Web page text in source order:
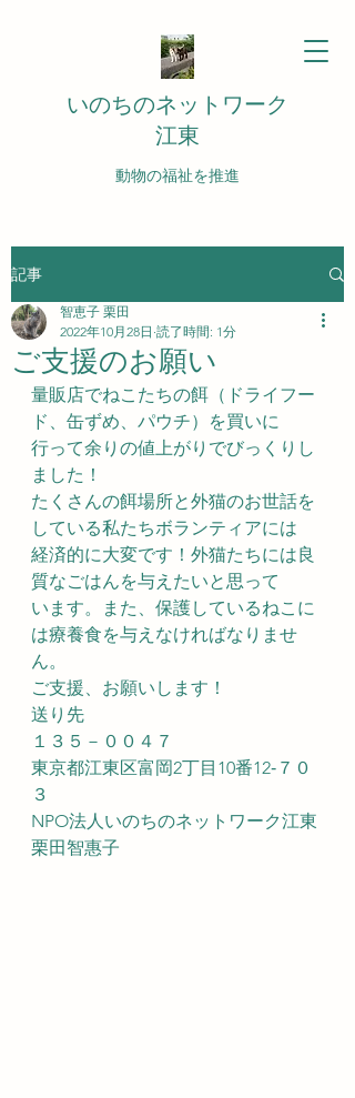
いのちのネットワーク
江東
動物の福祉を推進
記事
ご支援のお願い
智恵子 栗田
2022年10月28日 読了時間: 1分
量販店でねこたちの餌（ドライフー
ド、缶ずめ、パウチ）を買いに
行って余りの値上がりでびっくりし
ました！
たくさんの餌場所と外猫のお世話を
している私たちボランティアには
経済的に大変です！外猫たちには良
質なごはんを与えたいと思って
います。また、保護しているねこに
は療養食を与えなければなりませ
ん。
ご支援、お願いします！
送り先
１３５－００４７
東京都江東区富岡2丁目10番12‐７０
３
NPO法人いのちのネットワーク江東
栗田智惠子